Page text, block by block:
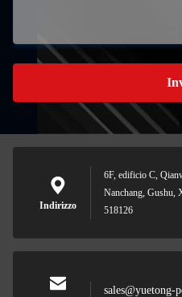
Indirizzo
6F, edificio C,
Nanchang, Gushu,
518126
sales@yuetong-